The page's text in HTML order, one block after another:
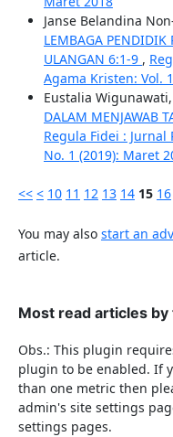
Janse Belandina
LEMBAGA PENDIDIK
ULANGAN 6:1-9 ,
Agama Kristen: Vol.
Eustalia Wigunawati,
DALAM MENJAWAB
Regula Fidei :
No. 1 (2019): Maret
<< < 10 11 12 13 14 15 16
You may also start an
article.
Most read articles
Obs.: This plugin
plugin to be enabled. If
than one metric then
admin's site settings
settings pages.